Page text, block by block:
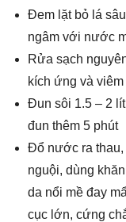
Đem lặt bỏ lá
ngâm với nước
Rửa sạch
kích ứng và
Đun sôi 1.5 – 2
đun thêm 5 phút
Đổ nước ra thau,
nguội, dùng
da nổi mề đay
cục lớn, cứng